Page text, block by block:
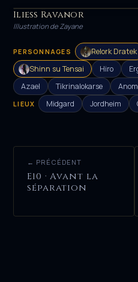
HÉROS
Iliess Ravanor
Illustration de Zayane
PERSONNAGES Relork Dratek
Shinn su Tensai
Hiro
Azael
Tikrinalokarse
LIEUX Midgard Jordheim
← PRÉCÉDENT
E10 · Avant la
séparation